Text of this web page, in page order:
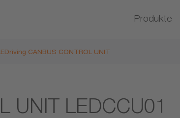
Produkte
CANBUS CONTROL UNIT
UNIT LEDCCU01